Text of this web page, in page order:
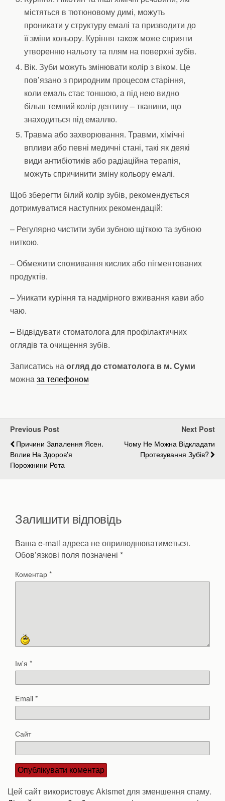
містяться в тютюновому димі, можуть
проникати у структуру емалі та призводити до
її зміни кольору. Куріння також може сприяти
утворенню нальоту та плям на поверхні зубів.
Вік. Зуби можуть змінювати колір з віком. Це
пов’язано з природним процесом старіння,
коли емаль стає тоншою, а під нею видно
більш темний колір дентину – тканини, що
знаходиться під емаллю.
Травма або захворювання. Травми, хімічні
впливи або певні медичні стані, такі як деякі
види антибіотиків або радіаційна терапія,
можуть спричинити зміну кольору емалі.
Щоб зберегти білий колір зубів, рекомендується
дотримуватися наступних рекомендацій:
– Регулярно чистити зуби зубною щіткою та зубною
ниткою.
– Обмежити споживання кислих або пігментованих
продуктів.
– Уникати куріння та надмірного вживання кави або
чаю.
– Відвідувати стоматолога для профілактичних
оглядів та очищення зубів.
Записатись наогляд до стоматолога в м. Суми
можназа телефоном
Previous Post
Причини Запалення Ясен.
Вплив На Здоров'я
Порожнини Рота
Next Post
Чому Не Можна Відкладати
Протезування Зубів?
Залишити відповідь
Ваша e-mail адреса не оприлюднюватиметься.
Обов’язкові поля позначені *
Коментар*
Ім'я *
Email*
Сайт
Цей сайт використовує Akismet для зменшення спаму.